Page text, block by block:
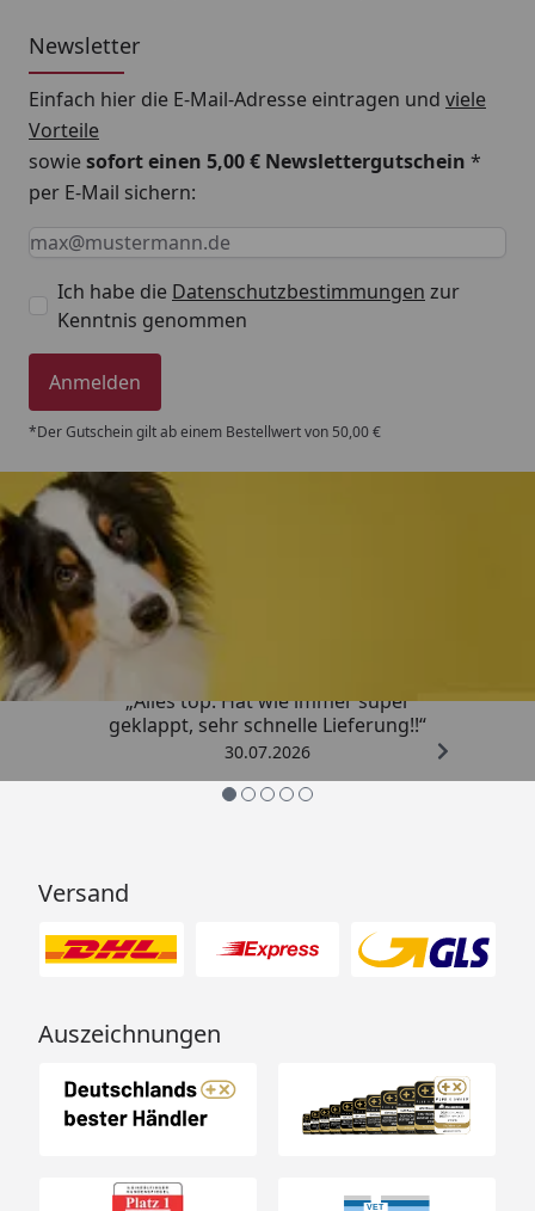
Newsletter
Einfach hier die E-Mail-Adresse eintragen und viele
Vorteile
sowiesofort einen 5,00 € Newslettergutschein *
per E-Mail sichern:
Keine Eingabe erforderlich
Eingabe erforderlich
E-Mail *
Ich habe die Datenschutzbestimmungen zur
Kenntnis genommen
Anmelden
*Der Gutschein gilt ab einem Bestellwert von 50,00 €
Trusted Shops
„Alles top. Hat wie immer super
geklappt, sehr schnelle Lieferung!!“
30.07.2026
Versand
Auszeichnungen